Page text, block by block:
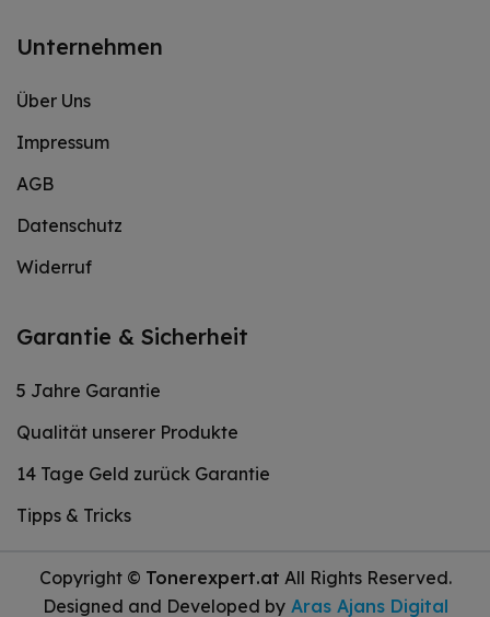
Unternehmen
Über Uns
Impressum
AGB
Datenschutz
Widerruf
Garantie & Sicherheit
5 Jahre Garantie
Qualität unserer Produkte
14 Tage Geld zurück Garantie
Tipps & Tricks
Copyright © Tonerexpert.at All Rights Reserved.
Designed and Developed byAras Ajans Digital